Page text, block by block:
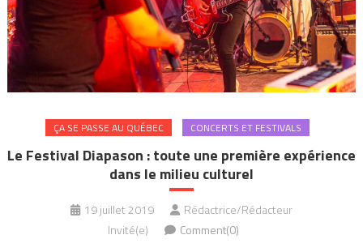
ÇA SE PASSE AU QUÉBEC CONCERTS ET FESTIVALS
Le Festival Diapason : toute une première expérience
dans le milieu culturel
19 juillet 2019
Rédactrice/Rédacteur
Invité(e)
Comment(0)